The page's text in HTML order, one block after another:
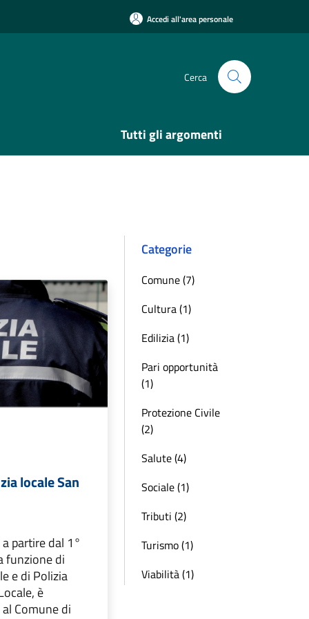
Accedi all'area personale
Cerca
Tutti gli argomenti
locale San
partire dal 1°
funzione di
e di Polizia
è
Comune di
Categorie
Comune (7)
Cultura (1)
Edilizia (1)
Pari opportunità
(1)
Protezione Civile
(2)
Salute (4)
Sociale (1)
Tributi (2)
Turismo (1)
Viabilità (1)